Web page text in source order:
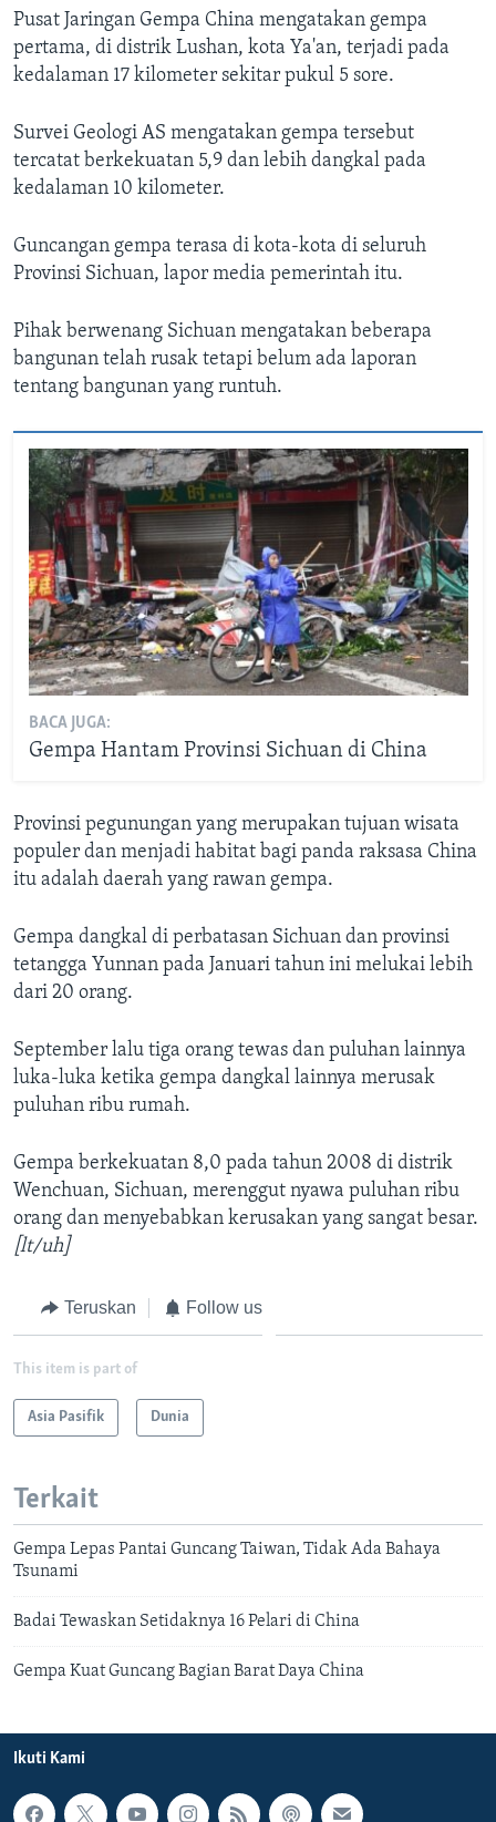
Pusat Jaringan Gempa China mengatakan gempa
pertama, di distrik Lushan, kota Ya'an, terjadi pada
kedalaman 17 kilometer sekitar pukul 5 sore.
Survei Geologi AS mengatakan gempa tersebut
tercatat berkekuatan 5,9 dan lebih dangkal pada
kedalaman 10 kilometer.
Guncangan gempa terasa di kota-kota di seluruh
Provinsi Sichuan, lapor media pemerintah itu.
Pihak berwenang Sichuan mengatakan beberapa
bangunan telah rusak tetapi belum ada laporan
tentang bangunan yang runtuh.
BACA JUGA:
Gempa Hantam Provinsi Sichuan di China
Provinsi pegunungan yang merupakan tujuan wisata
populer dan menjadi habitat bagi panda raksasa China
itu adalah daerah yang rawan gempa.
Gempa dangkal di perbatasan Sichuan dan provinsi
tetangga Yunnan pada Januari tahun ini melukai lebih
dari 20 orang.
September lalu tiga orang tewas dan puluhan lainnya
luka-luka ketika gempa dangkal lainnya merusak
puluhan ribu rumah.
Gempa berkekuatan 8,0 pada tahun 2008 di distrik
Wenchuan, Sichuan, merenggut nyawa puluhan ribu
orang dan menyebabkan kerusakan yang sangat besar.
[lt/uh]
Teruskan Follow us
This item is part of
Asia Pasifik Dunia
Terkait
Gempa Lepas Pantai Guncang Taiwan, Tidak Ada Bahaya
Tsunami
Badai Tewaskan Setidaknya 16 Pelari di China
Gempa Kuat Guncang Bagian Barat Daya China
Ikuti Kami